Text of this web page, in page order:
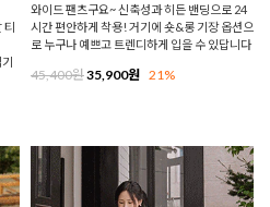
티
와이드 팬츠구요~ 신축성과 히든 밴딩으로 24
시간 편안하게 착용! 거기에 숏&롱 기장 옵션으
로 누구나 예쁘고 트렌디하게 입을 수 있답니다
45,400원35,900원 21%